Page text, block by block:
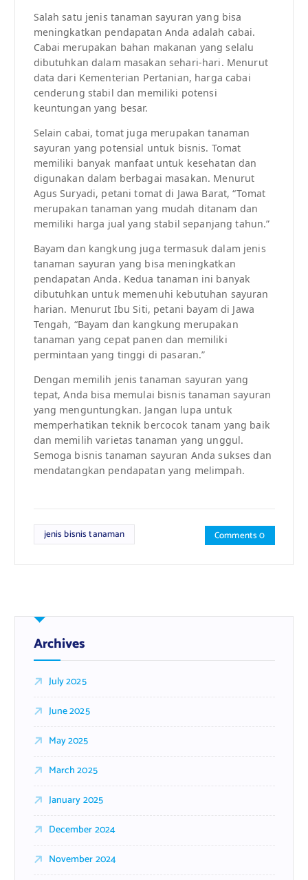
Salah satu jenis tanaman sayuran yang bisa
meningkatkan pendapatan Anda adalah cabai.
Cabai merupakan bahan makanan yang selalu
dibutuhkan dalam masakan sehari-hari. Menurut
data dari Kementerian Pertanian, harga cabai
cenderung stabil dan memiliki potensi
keuntungan yang besar.
Selain cabai, tomat juga merupakan tanaman
sayuran yang potensial untuk bisnis. Tomat
memiliki banyak manfaat untuk kesehatan dan
digunakan dalam berbagai masakan. Menurut
Agus Suryadi, petani tomat di Jawa Barat, “Tomat
merupakan tanaman yang mudah ditanam dan
memiliki harga jual yang stabil sepanjang tahun.”
Bayam dan kangkung juga termasuk dalam jenis
tanaman sayuran yang bisa meningkatkan
pendapatan Anda. Kedua tanaman ini banyak
dibutuhkan untuk memenuhi kebutuhan sayuran
harian. Menurut Ibu Siti, petani bayam di Jawa
Tengah, “Bayam dan kangkung merupakan
tanaman yang cepat panen dan memiliki
permintaan yang tinggi di pasaran.”
Dengan memilih jenis tanaman sayuran yang
tepat, Anda bisa memulai bisnis tanaman sayuran
yang menguntungkan. Jangan lupa untuk
memperhatikan teknik bercocok tanam yang baik
dan memilih varietas tanaman yang unggul.
Semoga bisnis tanaman sayuran Anda sukses dan
mendatangkan pendapatan yang melimpah.
jenis bisnis tanaman Comments 0
Archives
July 2025
June 2025
May 2025
March 2025
January 2025
December 2024
November 2024